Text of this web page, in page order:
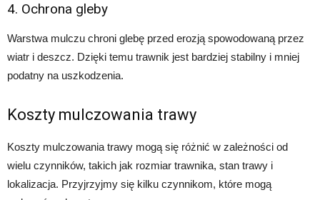
4. Ochrona gleby
Warstwa mulczu chroni glebę przed erozją spowodowaną przez
wiatr i deszcz. Dzięki temu trawnik jest bardziej stabilny i mniej
podatny na uszkodzenia.
Koszty mulczowania trawy
Koszty mulczowania trawy mogą się różnić w zależności od
wielu czynników, takich jak rozmiar trawnika, stan trawy i
lokalizacja. Przyjrzyjmy się kilku czynnikom, które mogą